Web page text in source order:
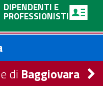
DIPENDENTI E
PROFESSIONISTI
di Baggiovara